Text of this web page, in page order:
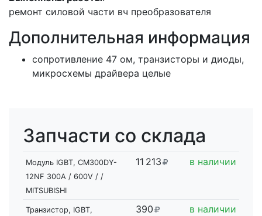
ремонт силовой части вч преобразователя
Дополнительная информация
сопротивление 47 ом, транзисторы и диоды,
микросхемы драйвера целые
Запчасти со склада
Модуль IGBT, CM300DY-
12NF 300A / 600V / /
MITSUBISHI
11 213 в наличии
Транзистор, IGBT,
390 в наличии